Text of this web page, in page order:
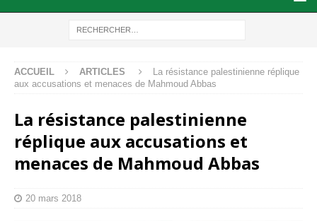
ACCUEIL ARTICLES
La résistance palestinienne réplique
aux accusations et menaces de Mahmoud Abbas
La résistance palestinienne
réplique aux accusations et
menaces de Mahmoud Abbas
20 mars 2018